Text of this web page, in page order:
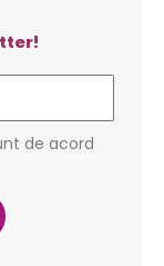
de acord